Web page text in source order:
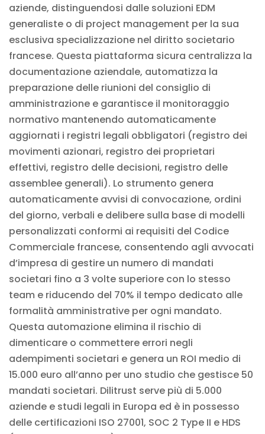
aziende, distinguendosi dalle soluzioni EDM
generaliste o di project management per la sua
esclusiva specializzazione nel diritto societario
francese. Questa piattaforma sicura centralizza la
documentazione aziendale, automatizza la
preparazione delle riunioni del consiglio di
amministrazione e garantisce il monitoraggio
normativo mantenendo automaticamente
aggiornati i registri legali obbligatori (registro dei
movimenti azionari, registro dei proprietari
effettivi, registro delle decisioni, registro delle
assemblee generali). Lo strumento genera
automaticamente avvisi di convocazione, ordini
del giorno, verbali e delibere sulla base di modelli
personalizzati conformi ai requisiti del Codice
Commerciale francese, consentendo agli avvocati
d’impresa di gestire un numero di mandati
societari fino a 3 volte superiore con lo stesso
team e riducendo del 70% il tempo dedicato alle
formalità amministrative per ogni mandato.
Questa automazione elimina il rischio di
dimenticare o commettere errori negli
adempimenti societari e genera un ROI medio di
15.000 euro all’anno per uno studio che gestisce 50
mandati societari. Dilitrust serve più di 5.000
aziende e studi legali in Europa ed è in possesso
delle certificazioni ISO 27001, SOC 2 Type II e HDS